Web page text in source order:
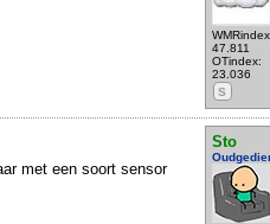
47.811
OTindex:
23.036
S
Sto
met een soort sensor